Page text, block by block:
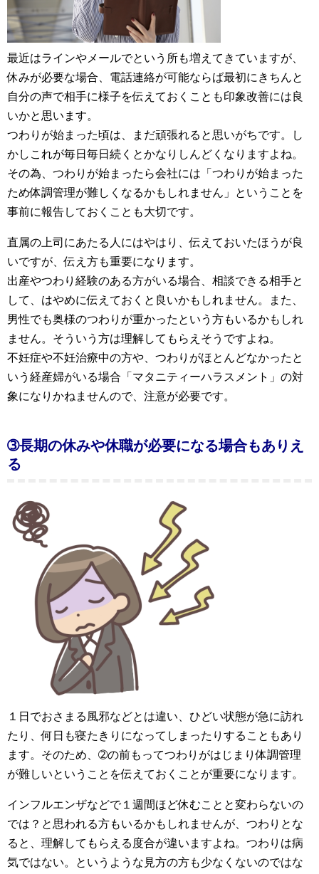
最近はラインやメールでという所も増えてきていますが、
休みが必要な場合、電話連絡が可能ならば最初にきちんと
自分の声で相手に様子を伝えておくことも印象改善には良
いかと思います。
つわりが始まった頃は、まだ頑張れると思いがちです。し
かしこれが毎日毎日続くとかなりしんどくなりますよね。
その為、つわりが始まったら会社には「つわりが始まった
ため体調管理が難しくなるかもしれません」ということを
事前に報告しておくことも大切です。
直属の上司にあたる人にはやはり、伝えておいたほうが良
いですが、伝え方も重要になります。
出産やつわり経験のある方がいる場合、相談できる相手と
して、はやめに伝えておくと良いかもしれません。また、
男性でも奥様のつわりが重かったという方もいるかもしれ
ません。そういう方は理解してもらえそうですよね。
不妊症や不妊治療中の方や、つわりがほとんどなかったと
いう経産婦がいる場合「マタニティーハラスメント」の対
象になりかねませんので、注意が必要です。
➂長期の休みや休職が必要になる場合もありえ
る
１日でおさまる風邪などとは違い、ひどい状態が急に訪れ
たり、何日も寝たきりになってしまったりすることもあり
ます。そのため、➁の前もってつわりがはじまり体調管理
が難しいということを伝えておくことが重要になります。
インフルエンザなどで１週間ほど休むことと変わらないの
では？と思われる方もいるかもしれませんが、つわりとな
ると、理解してもらえる度合が違いますよね。つわりは病
気ではない。というような見方の方も少なくないのではな